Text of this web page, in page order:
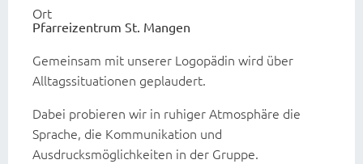
Ort
Pfarreizentrum St. Mangen
Gemeinsam mit unserer Logopädin wird über
Alltagssituationen geplaudert.
Dabei probieren wir in ruhiger Atmosphäre die
Sprache, die Kommunikation und
Ausdrucksmöglichkeiten in der Gruppe.